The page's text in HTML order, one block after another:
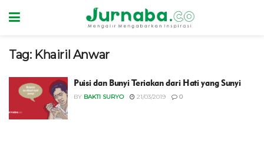
Tag: Khairil Anwar
Puisi dan Bunyi Teriakan dari Hati yang Sunyi
BY BAKTI SURYO 21/03/2019 0